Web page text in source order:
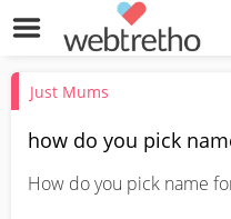
Just Mums
how do you pick
How do you pick name